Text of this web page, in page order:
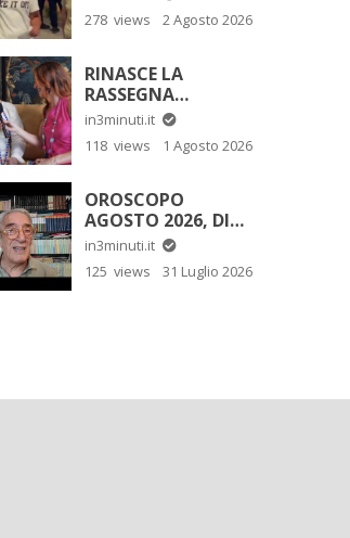
278 views
2 Agosto 2026
RINASCE LA
RASSEGNA
CINEMATOGRAFICA
INTERNAZIONALE
DI MESSINA
in3minuti.it
118 views
1 Agosto 2026
OROSCOPO
AGOSTO 2026, DI
ALFONSO BELLAVIA
in3minuti.it
125 views
31 Luglio 2026